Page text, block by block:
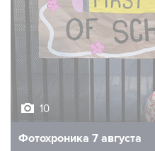
10
Фотохроника 7 августа